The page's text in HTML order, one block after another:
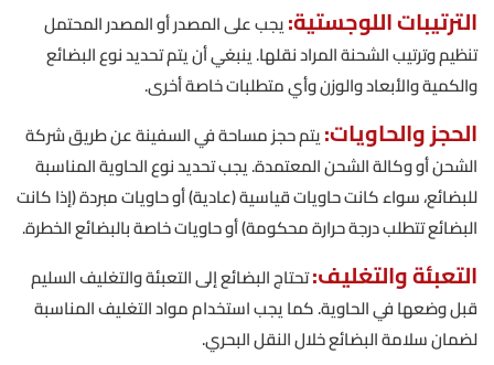
الترتيبات اللوجستية:يجب على المصدر أو المصدر المحتمل
تنظيم وترتيب الشحنة المراد نقلها. ينبغي أن يتم تحديد نوع البضائع
والكمية والأبعاد والوزن وأي متطلبات خاصة أخرى.
الحجز والحاويات:يتم حجز مساحة في السفينة عن طريق شركة
الشحن أو وكالة الشحن المعتمدة. يجب تحديد نوع الحاوية المناسبة
للبضائع، سواء كانت حاويات قياسية (عادية) أو حاويات مبردة (إذا كانت
البضائع تتطلب درجة حرارة محكومة) أو حاويات خاصة بالبضائع الخطرة.
التعبئة والتغليف:تحتاج البضائع إلى التعبئة والتغليف السليم
قبل وضعها في الحاوية. كما يجب استخدام مواد التغليف المناسبة
لضمان سلامة البضائع خلال النقل البحري.